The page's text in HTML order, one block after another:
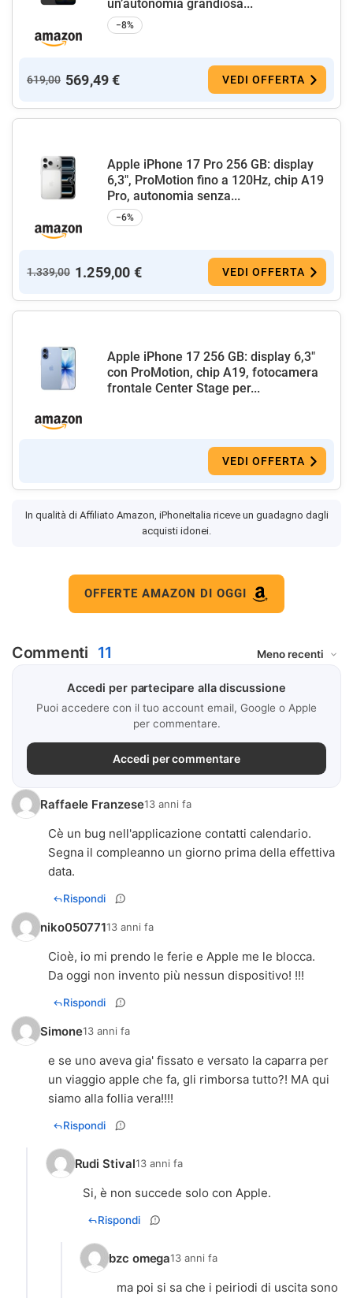
un’autonomia grandiosa...
−8%
619,00 569,49 € VEDI OFFERTA
Apple iPhone 17 Pro 256 GB: display
6,3", ProMotion fino a 120Hz, chip A19
Pro, autonomia senza...
−6%
1.339,00 1.259,00 € VEDI OFFERTA
Apple iPhone 17 256 GB: display 6,3"
con ProMotion, chip A19, fotocamera
frontale Center Stage per...
VEDI OFFERTA
In qualità di Affiliato Amazon, iPhoneItalia riceve un guadagno dagli
acquisti idonei.
OFFERTE AMAZON DI OGGI
Commenti 11
Accedi per partecipare alla discussione
Puoi accedere con il tuo account email, Google o Apple
per commentare.
Accedi per commentare
Raffaele Franzese13 anni fa
Cè un bug nell'applicazione contatti calendario.
Segna il compleanno un giorno prima della effettiva
Rispondi
niko05077113 anni fa
Cioè, io mi prendo le ferie e Apple me le blocca.
Da oggi non invento più nessun dispositivo! !!!
Rispondi
Simone13 anni fa
e se uno aveva gia' fissato e versato la caparra per
un viaggio apple che fa, gli rimborsa tutto?! MA qui
siamo alla follia vera!!!!
Rispondi
Rudi Stival13 anni fa
Si, è non succede solo con Apple.
Rispondi
bzc omega13 anni fa
ma poi si sa che i peiriodi di uscita sono